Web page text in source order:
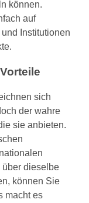
können.
auf
Institutionen
sich
der wahre
sie anbieten.
dieselbe
können Sie
macht es